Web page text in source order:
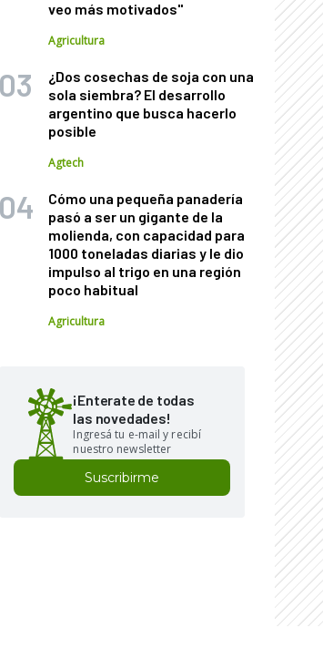
veo más motivados"
Agricultura
¿Dos cosechas de soja con una
sola siembra? El desarrollo
argentino que busca hacerlo
posible
Agtech
Cómo una pequeña panadería
pasó a ser un gigante de la
molienda, con capacidad para
1000 toneladas diarias y le dio
impulso al trigo en una región
poco habitual
Agricultura
¡Enterate de todas
las novedades!
Ingresá tu e-mail y recibí
nuestro newsletter
Suscribirme